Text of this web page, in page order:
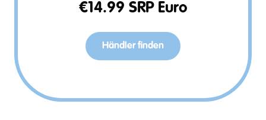
€14.99 SRP Euro
Händler finden